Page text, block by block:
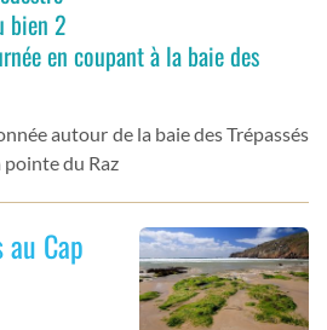
bien 2
en coupant à la baie des
autour de la baie des Trépassés
pointe du Raz
au Cap